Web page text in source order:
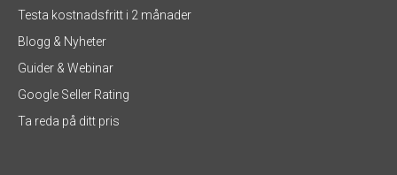
Testa kostnadsfritt i 2 månader
Blogg & Nyheter
Guider & Webinar
Google Seller Rating
Ta reda på ditt pris